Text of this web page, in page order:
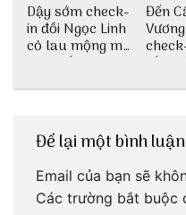
Dậy sớm check-
in đồi Ngọc Linh
cỏ lau mộng mơ
tại Huế nè bạn
Đến
tấm
Để lại một bình luận
Email của bạn sẽ
Các trường bắt buộc